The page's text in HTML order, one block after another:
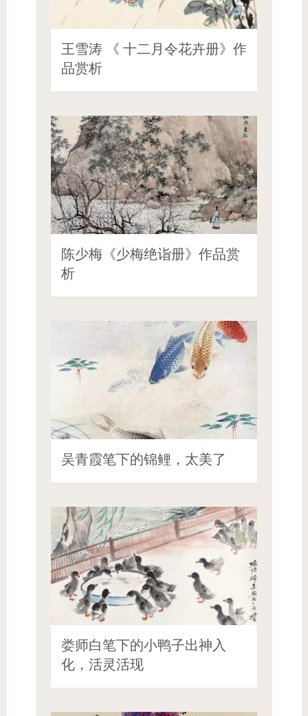
王雪涛 《 十二月令花卉册》作
品赏析
陈少梅《少梅绝诣册》作品赏
析
吴青霞笔下的锦鲤，太美了
娄师白笔下的小鸭子出神入
化，活灵活现